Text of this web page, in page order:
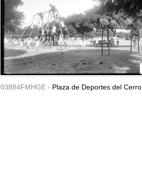
03884FMHGE - Plaza de Deportes del Cerro.